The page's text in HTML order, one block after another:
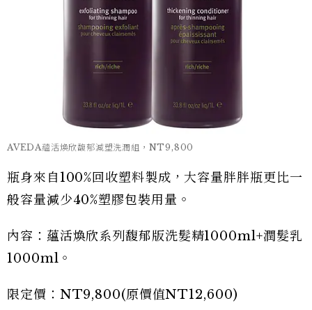
AVEDA蘊活煥欣馥郁減塑洗潤組，NT9,800
瓶身來自100%回收塑料製成，大容量胖胖瓶更比一
般容量減少40%塑膠包裝用量。
內容：蘊活煥欣系列馥郁版洗髮精1000ml+潤髮乳
1000ml。
限定價：NT9,800(原價值NT12,600)